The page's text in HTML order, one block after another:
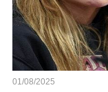
01/08/2025